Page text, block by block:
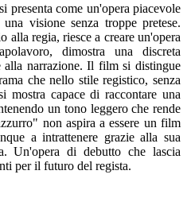
come un'opera piacevole
visione senza troppe pretese.
alla regia, riesce a creare un'opera
dimostra una discreta
alla narrazione. Il film si distingue
che nello stile registico, senza
mostra capace di raccontare una
un tono leggero che rende
non aspira a essere un film
a intrattenere grazie alla sua
Un'opera di debutto che lascia
per il futuro del regista.